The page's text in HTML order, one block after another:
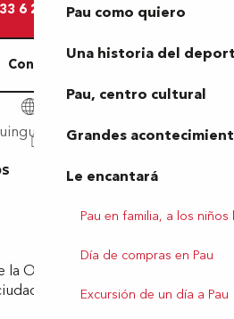
Pau como quiero
Una historia del
Pau, centro cultural
Grandes
Le encantará
Pau en familia, a los niños
Día de compras en Pau
Excursión de un día a Pau
6 20 57 21 ▒▒
Contáctenos
Oficina de Turismo